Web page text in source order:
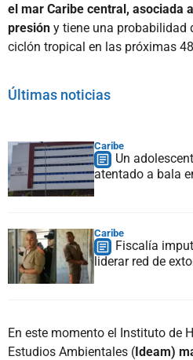
el mar Caribe central, asociada
presión y tiene una probabilidad
ciclón tropical en las próximas
Últimas noticias
Caribe
Un
atentado a bala
Caribe
Fiscalía
liderar red de
En este momento el Instituto de
Estudios Ambientales (Ideam)